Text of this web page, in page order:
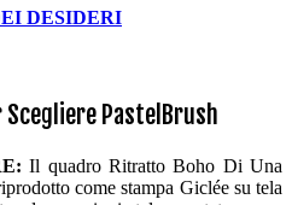
DESIDERI
PastelBrush
Il quadro Ritratto Boho Di Una
come stampa Giclée su tela